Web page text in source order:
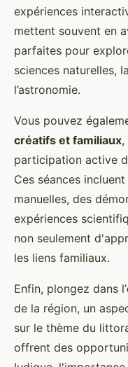
expériences
mettent souvent en
parfaites pour
sciences naturelles,
l’astronomie.
Vous pouvez
créatifs et familiaux,
participation active
Ces séances
manuelles, des
expériences
non seulement
les liens familiaux.
Enfin, plongez dans l’
de la région, un
sur le thème du
offrent des